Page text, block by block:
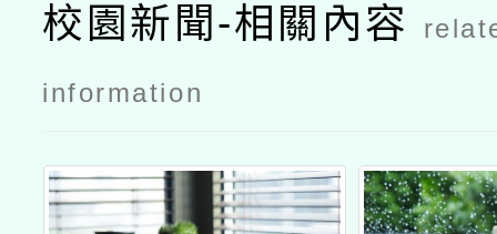
校園新聞-相關內容
information